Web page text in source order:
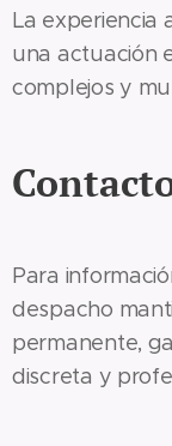
La experiencia
una actuación
complejos y
Para
despacho
permanente,
discreta y